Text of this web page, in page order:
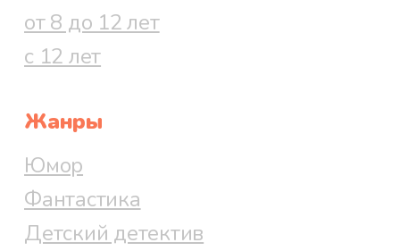
от 8 до 12 лет
с 12 лет
Жанры
Юмор
Фантастика
Детский детектив